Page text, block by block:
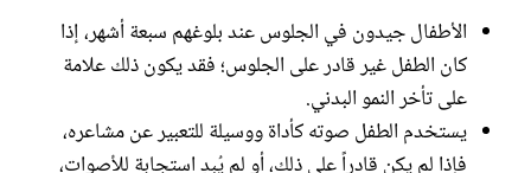
الأطفال جيدون في الجلوس عند بلوغهم سبعة أشهر، إذا
كان الطفل غير قادر على الجلوس؛ فقد يكون ذلك علامة
على تأخر النمو البدني.
يستخدم الطفل صوته كأداة ووسيلة للتعبير عن مشاعره،
فإذا لم يكن قادراً على ذلك، أو لم يُبدِ استجابة للأصوات،